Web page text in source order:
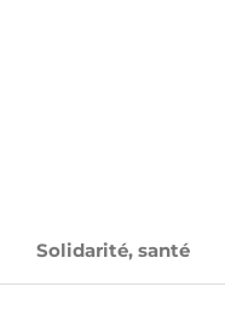
Solidarité, santé